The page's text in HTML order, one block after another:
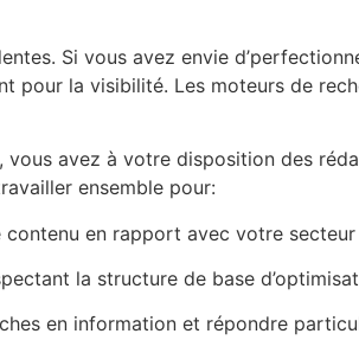
Si vous avez envie
pour la visibilité. Les moteurs de
, vous avez à votre disposition des
ensemble pour:
contenu en rapport avec votre
la structure de base
en information et répondre